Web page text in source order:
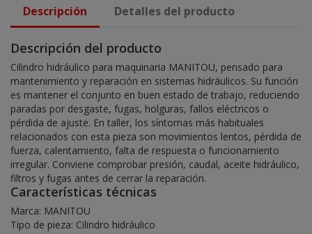
Descripción Detalles del producto
Descripción del producto
Cilindro hidráulico para maquinaria MANITOU, pensado para
mantenimiento y reparación en sistemas hidráulicos. Su función
es mantener el conjunto en buen estado de trabajo, reduciendo
paradas por desgaste, fugas, holguras, fallos eléctricos o
pérdida de ajuste. En taller, los síntomas más habituales
relacionados con esta pieza son movimientos lentos, pérdida de
fuerza, calentamiento, falta de respuesta o funcionamiento
irregular. Conviene comprobar presión, caudal, aceite hidráulico,
filtros y fugas antes de cerrar la reparación.
Características técnicas
Marca: MANITOU
Tipo de pieza: Cilindro hidráulico